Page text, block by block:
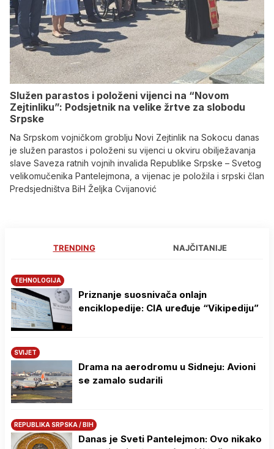
Služen parastos i položeni vijenci na “Novom
Zejtinliku”: Podsjetnik na velike žrtve za slobodu
Srpske
Na Srpskom vojničkom groblju Novi Zejtinlik na Sokocu danas
je služen parastos i položeni su vijenci u okviru obilježavanja
slave Saveza ratnih vojnih invalida Republike Srpske – Svetog
velikomučenika Pantelejmona, a vijenac je položila i srpski član
Predsjedništva BiH Željka Cvijanović
TRENDING NAJČITANIJE
TEHNOLOGIJA
Priznanje suosnivača onlajn
enciklopedije: CIA uređuje “Vikipediju”
SVIJET
Drama na aerodromu u Sidneju: Avioni
se zamalo sudarili
REPUBLIKA SRPSKA / BIH
Danas je Sveti Pantelejmon: Ovo nikako